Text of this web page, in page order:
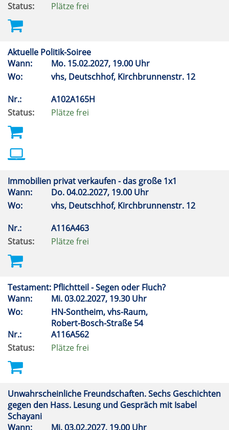
Status:
Plätze frei
Aktuelle Politik-Soiree
Wann:
Mo. 15.02.2027, 19.00 Uhr
Wo:
vhs, Deutschhof, Kirchbrunnenstr. 12
Nr.:
A102A165H
Status:
Plätze frei
Immobilien privat verkaufen - das große 1x1
Wann:
Do.04.02.2027, 19.00 Uhr
Wo:
vhs, Deutschhof, Kirchbrunnenstr. 12
Nr.:
A116A463
Status:
Plätze frei
Testament: Pflichtteil - Segen oder Fluch?
Wann:
Mi.03.02.2027, 19.30 Uhr
Wo:
HN-Sontheim, vhs-Raum,
Robert-Bosch-Straße 54
Nr.:
A116A562
Status:
Plätze frei
Unwahrscheinliche Freundschaften. Sechs Geschichten
gegen den Hass. Lesung und Gespräch mit Isabel
Schayani
Wann:
Mi.03.02.2027, 19.00 Uhr